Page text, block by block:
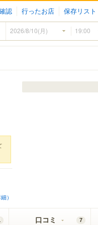
認 行ったお店 保存リスト
）
口コミ 7